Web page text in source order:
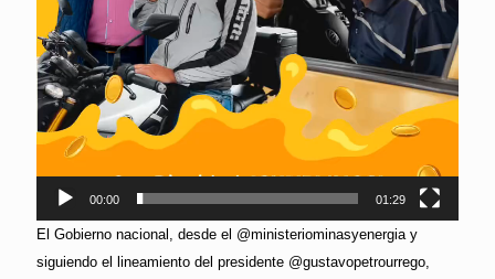
00:00 01:29
El Gobierno nacional, desde el @ministeriominasyenergia y
siguiendo el lineamiento del presidente @gustavopetrourrego,